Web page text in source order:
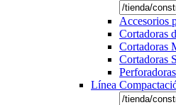
Accesorios
Cortadoras
Cortadoras
Cortadoras
Perforadoras
Línea